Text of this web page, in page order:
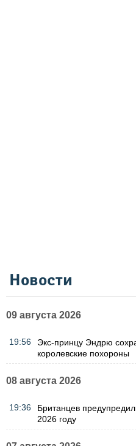
Новости
09 августа 2026
19:56
Экс-принцу Эндрю
королевские похороны
08 августа 2026
19:36
Британцев
2026 году